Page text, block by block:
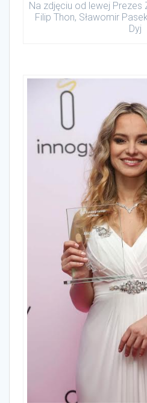
Na zdjęciu od lewej Prezes
Filip Thon, Sławomir
Dyj